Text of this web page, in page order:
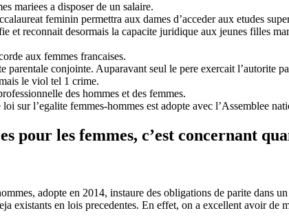
mariees a disposer de un salaire.
feminin permettra aux dames d’acceder aux etudes
et reconnait desormais la capacite juridique aux jeunes filles
aux femmes francaises.
parentale conjointe. Auparavant seul le pere exercait l’autorite
le viol tel 1 crime.
des hommes et des femmes.
sur l’egalite femmes-hommes est adopte avec l’Assemblee
pour les femmes, c’est concernant
adopte en 2014, instaure des obligations de parite dans
existants en lois precedentes. En effet, on a excellent avoir